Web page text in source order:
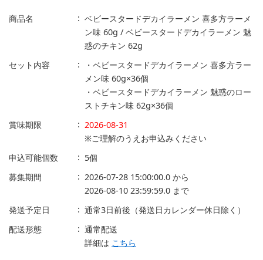
商品名
ベビースタードデカイラーメン 喜多方ラーメ
ン味 60g / ベビースタードデカイラーメン 魅
惑のチキン 62g
セット内容
・ベビースタードデカイラーメン 喜多方ラー
メン味 60g×36個
・ベビースタードデカイラーメン 魅惑のロー
ストチキン味 62g×36個
賞味期限
2026-08-31
※ご理解のうえお申込みください
申込可能個数
5個
募集期間
2026-07-28 15:00:00.0 から
2026-08-10 23:59:59.0 まで
発送予定日
通常3日前後（発送日カレンダー休日除く）
配送形態
通常配送
詳細は こちら